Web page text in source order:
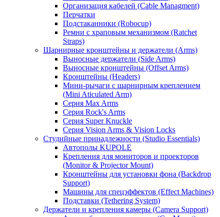
Организация кабелей (Cable Managment)
Перчатки
Подстаканники (Robocup)
Ремни с храповым механизмом (Ratchet
Straps)
Шарнирные кронштейны и держатели (Arms)
Выносные держатели (Side Arms)
Выносные кронштейны (Offset Arms)
Кронштейны (Headers)
Мини-рычаги с шарнирным креплением
(Mini Aticulated Arm)
Серия Max Arms
Серия Rock's Arms
Серия Super Knuckle
Серия Vision Arms & Vision Locks
Студийные принадлежности (Studio Essentials)
Автополы KUPOLE
Крепления для мониторов и проекторов
(Monitor & Projector Mount)
Кронштейны для установки фона (Backdrop
Support)
Машины для спецэффектов (Effect Machines)
Подставки (Tethering System)
Держатели и крепления камеры (Camera Support)